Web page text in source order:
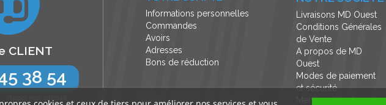
Livraisons MD Ouest
Conditions Générales
de Vente
A propos de MD
Ouest
Modes de paiement
et sécurité
Mentions légales et
Informations personnelles
Commandes
Avoirs
Adresses
Bons de réduction
CLIENT
38 54